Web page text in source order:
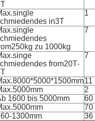
in3T
1
zu 1000kg
7
from20T-
7
11
2
1600 bis 5000mm
60
70
1300mm 36